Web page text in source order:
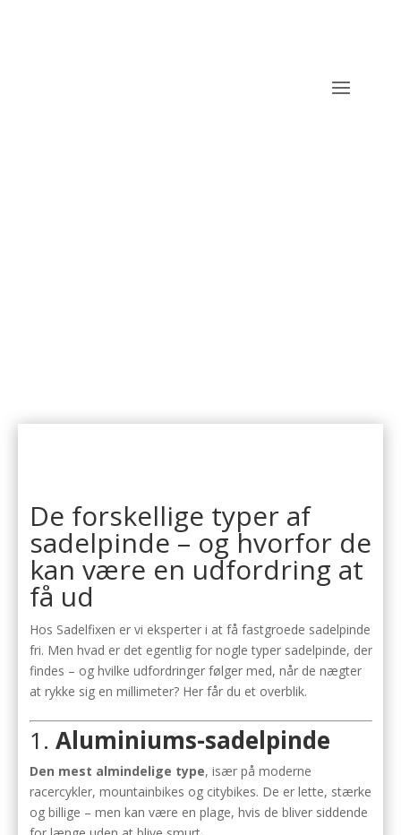
De forskellige typer af
sadelpinde – og hvorfor de
kan være en udfordring at
få ud
Hos Sadelfixen er vi eksperter i at få fastgroede sadelpinde
fri. Men hvad er det egentlig for nogle typer sadelpinde, der
findes – og hvilke udfordringer følger med, når de nægter
at rykke sig en millimeter? Her får du et overblik.
1. Aluminiums-sadelpinde
Den mest almindelige type, især på moderne
racercykler, mountainbikes og citybikes. De er lette, stærke
og billige – men kan være en plage, hvis de bliver siddende